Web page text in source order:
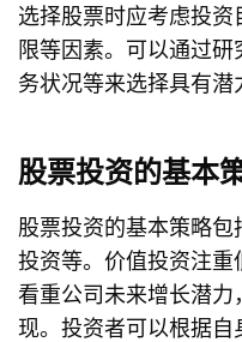
选择股票时应考虑投
限等因素。可以通过
务状况等来选择具有潜
股票投资的基本
股票投资的基本策略
投资等。价值投资注
看重公司未来增长潜
现。投资者可以根据自